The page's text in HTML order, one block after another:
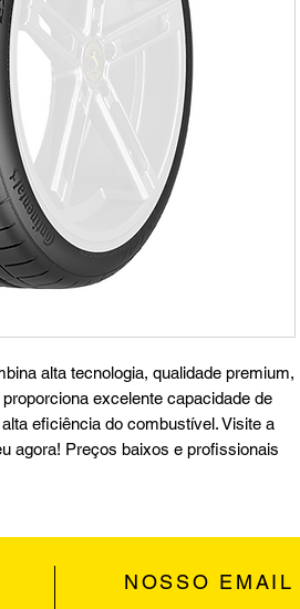
alta tecnologia, qualidade premium,
excelente capacidade de
eficiência do combustível. Visite a
agora! Preços baixos e profissionais
NOSSO EMAIL